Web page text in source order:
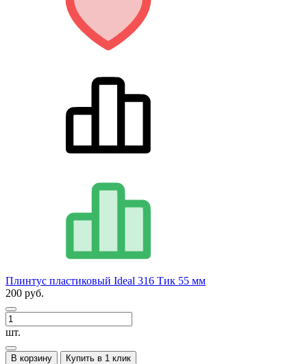
Плинтус пластиковый Ideal 316 Тик 55 мм
200 руб.
шт.
В корзину Купить в 1 клик